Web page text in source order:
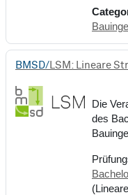
BMSD/ LSM: Lineare
Die
des